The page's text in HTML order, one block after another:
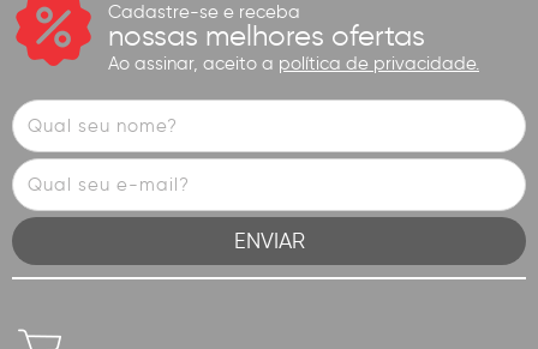
Cadastre-se e receba
nossas melhores ofertas
Ao assinar, aceito a política de privacidade.